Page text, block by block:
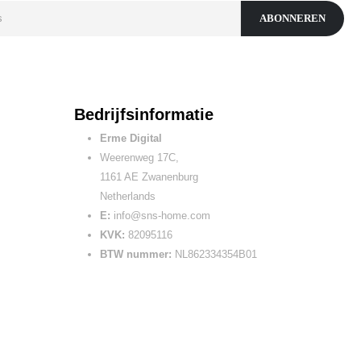
Bedrijfsinformatie
Erme Digital
Weerenweg 17C,
1161 AE Zwanenburg
Netherlands
E: info@sns-home.com
KVK: 82095116
BTW nummer: NL862334354B01